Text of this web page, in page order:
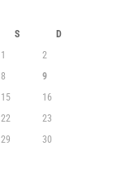
S
D
1
2
8
9
15
16
22
23
29
30